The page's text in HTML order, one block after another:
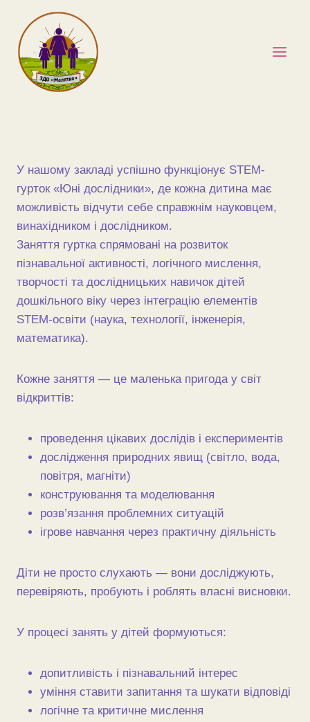
вмісту
У нашому закладі успішно функціонує STEM-
гурток «Юні дослідники», де кожна дитина має
можливість відчути себе справжнім науковцем,
винахідником і дослідником.
Заняття гуртка спрямовані на розвиток
пізнавальної активності, логічного мислення,
творчості та дослідницьких навичок дітей
дошкільного віку через інтеграцію елементів
STEM-освіти (наука, технології, інженерія,
математика).
Кожне заняття — це маленька пригода у світ
відкриттів:
проведення цікавих дослідів і експериментів
дослідження природних явищ (світло, вода,
повітря, магніти)
конструювання та моделювання
розв’язання проблемних ситуацій
ігрове навчання через практичну діяльність
Діти не просто слухають — вони досліджують,
перевіряють, пробують і роблять власні висновки.
У процесі занять у дітей формуються:
допитливість і пізнавальний інтерес
уміння ставити запитання та шукати відповіді
логічне та критичне мислення